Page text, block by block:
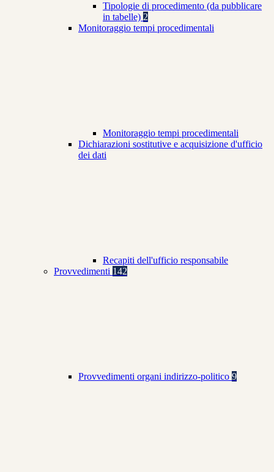
Tipologie di procedimento (da pubblicare
in tabelle) 2
Monitoraggio tempi procedimentali
Monitoraggio tempi procedimentali
Dichiarazioni sostitutive e acquisizione d'ufficio
dei dati
Recapiti dell'ufficio responsabile
Provvedimenti 142
Provvedimenti organi indirizzo-politico 9